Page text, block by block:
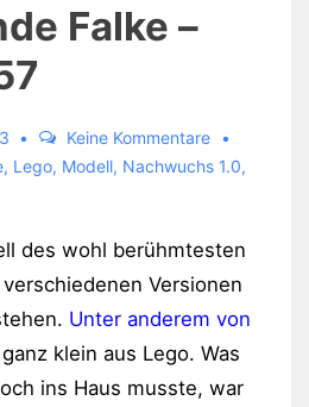
Falke –
Keine Kommentare
, Lego, Modell, Nachwuchs 1.0,
des wohl berühmtesten
Versionen
Unter anderem von
klein aus Lego. Was
ins Haus musste, war